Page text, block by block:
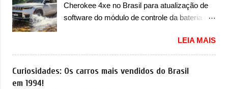
ser lançado ainda neste ano na China, o
compacto elétrico colocará a Leapmotor para
de compactos, como BYD Dolphin e Geely
EX2. Visualmente, o A05 conta com um
design já visto por outros modelos da marca,
Cherokee 4xe no Brasil para atualização de
software do módulo de controle da bateria e
Jeep convocou no dia 10 de outubro de 2025
um chamado que envolve os proprietários do
Grand Cherokee 4xe, em sua versão única
LEIA MAIS
Curiosidades: Os carros mais vendidos do Brasil
em 1994!